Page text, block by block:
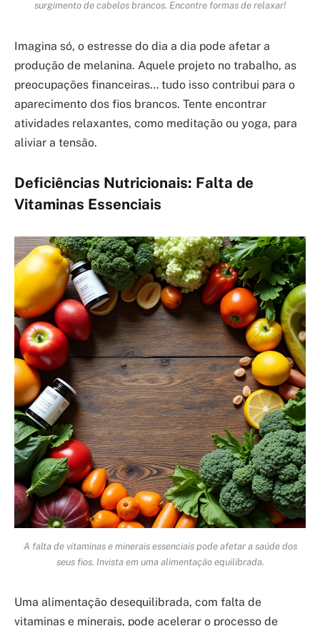
surgimento de cabelos brancos. Encontre formas de relaxar!
Imagina só, o estresse do dia a dia pode afetar a
produção de melanina. Aquele projeto no trabalho, as
preocupações financeiras… tudo isso contribui para o
aparecimento dos fios brancos. Tente encontrar
atividades relaxantes, como meditação ou yoga, para
aliviar a tensão.
Deficiências Nutricionais: Falta de
Vitaminas Essenciais
A falta de vitaminas e minerais essenciais pode afetar a saúde dos
seus fios. Invista em uma alimentação equilibrada.
Uma alimentação desequilibrada, com falta de
vitaminas e minerais, pode acelerar o processo de